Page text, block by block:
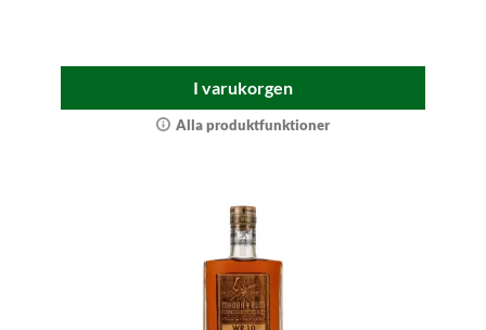
I varukorgen
Alla produktfunktioner